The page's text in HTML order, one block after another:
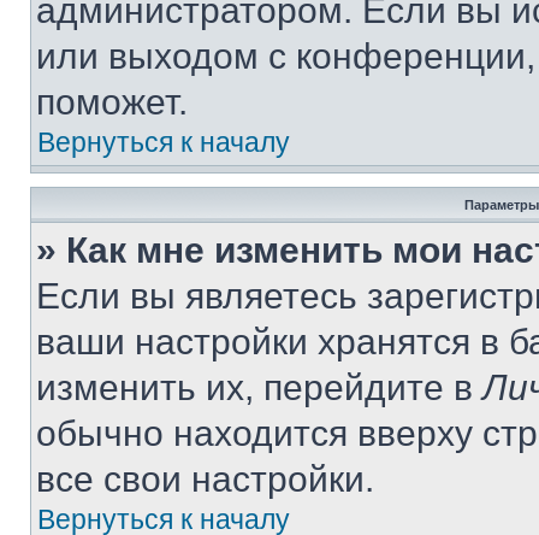
администратором. Если вы
или выходом с
поможет.
Вернуться к началу
Параметры
» Как мне изменить мои
Если вы являетесь
ваши настройки хранятся в
изменить их, перейдите в
обычно находится вверху
все свои настройки.
Вернуться к началу